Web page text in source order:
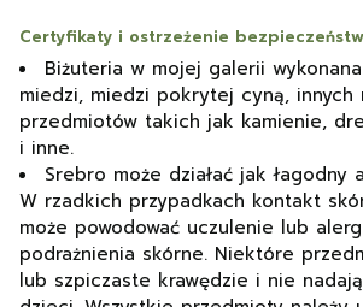
Certyfikaty i ostrzeżenie
Biżuteria w mojej galerii
miedzi, miedzi pokrytej cyną, innych
przedmiotów takich jak kamienie,
i inne.
Srebro może działać jak łagodny
W rzadkich przypadkach kontakt
może powodować uczulenie lub
podrażnienia skórne. Niektóre
lub szpiczaste krawędzie i nie